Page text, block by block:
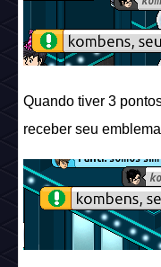
Quando tiver 3
receber seu